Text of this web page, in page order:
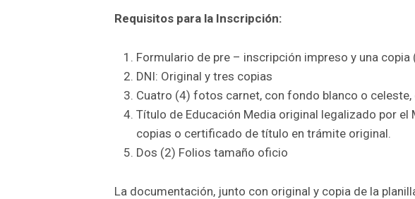
Requisitos para la Inscripción:
Formulario de pre – inscripción impreso y una copia
DNI: Original y tres copias
Cuatro (4) fotos carnet, con fondo blanco o
Título de Educación Media original legalizado por
copias o certificado de título en trámite original.
Dos (2) Folios tamaño oficio
La documentación, junto con original y copia de la